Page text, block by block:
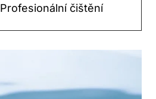
Profesionální čištění